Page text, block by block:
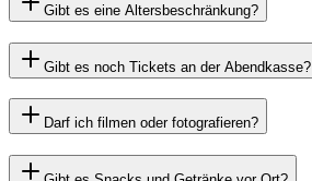
Gibt es eine Altersbeschränkung?
Gibt es noch Tickets an der Abendkasse?
Darf ich filmen oder fotografieren?